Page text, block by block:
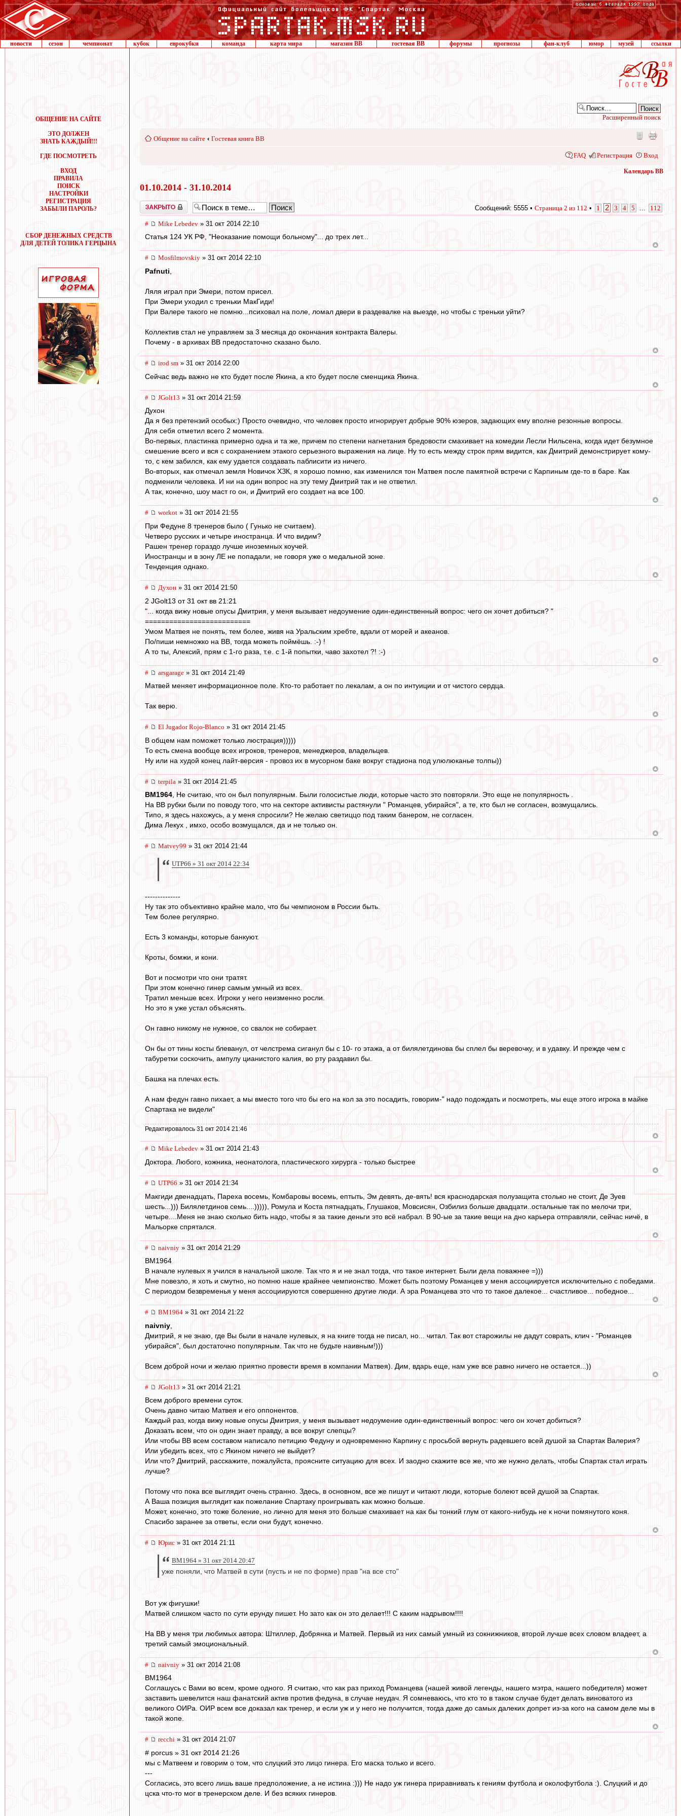
новости сезон чемпионат кубок еврокубки команда карта мира магазин ВВ гостевая ВВ форумы прогнозы фан-клуб юмор музей ссылки
ОБЩЕНИЕ НА САЙТЕ
ЭТО ДОЛЖЕН
ЗНАТЬ КАЖДЫЙ!!!
ГДЕ ПОСМОТРЕТЬ
ВХОД
ПРАВИЛА
ПОИСК
НАСТРОЙКИ
РЕГИСТРАЦИЯ
ЗАБЫЛИ ПАРОЛЬ?
СБОР ДЕНЕЖНЫХ СРЕДСТВ
ДЛЯ ДЕТЕЙ ТОЛИКА ГЕРЦЫНА
Расширенный поиск
Общение на сайте ‹ Гостевая книга ВВ
FAQ Регистрация Вход
Календарь ВВ
01.10.2014 - 31.10.2014
Закрыто Сообщений: 5555 • Страница 2 из 112 • 1 2 3 4 5 112
# Mike Lebedev » 31 окт 2014 22:10
Статья 124 УК РФ, "Неоказание помощи больному"... до трех лет...
# Mosfilmovskiy » 31 окт 2014 22:10
Pafnuti
Ляля играл при Эмери, потом присел.
При Эмери уходил с треньки МакГиди!
При Валере такого не помню...психовал на поле, ломал двери в раздевалке на выезде, но чтобы с треньки уйти?
Коллектив стал не управляем за 3 месяца до окончания контракта Валеры.
Почему - в архивах ВВ предостаточно сказано было.
# irod sm » 31 окт 2014 22:00
Сейчас ведь важно не кто будет после Якина, а кто будет после сменщика Якина.
# JGolt13 » 31 окт 2014 21:59
Духон
Да я без претензий особых:) Просто очевидно, что человек просто игнорирует добрые 90% юзеров, задающих ему вполне резонные вопросы.
Для себя отметил всего 2 момента.
Во-первых, пластинка примерно одна и та же, причем по степени нагнетания бредовости смахивает на комедии Лесли Нильсена, когда идет безумное
смешение всего и вся с сохранением этакого серьезного выражения на лице. Ну то есть между строк прям видится, как Дмитрий демонстрирует кому-
то, с кем забился, как ему удается создавать паблисити из ничего.
Во-вторых, как отмечал земля Новичок ХЗК, я хорошо помню, как изменился тон Матвея после памятной встречи с Карпиным где-то в баре. Как
подменили человека. И ни на один вопрос на эту тему Дмитрий так и не ответил.
А так, конечно, шоу маст го он, и Дмитрий его создает на все 100.
# workоt » 31 окт 2014 21:55
При Федуне 8 тренеров было ( Гунько не считаем).
Четверо русских и четыре иностранца. И что видим?
Рашен тренер гораздо лучше иноземных коучей.
Иностранцы и в зону ЛЕ не попадали, не говоря уже о медальной зоне.
Тенденция однако.
# Духон » 31 окт 2014 21:50
2 JGolt13 от 31 окт вв 21:21
"... когда вижу новые опусы Дмитрия, у меня вызывает недоумение один-единственный вопрос: чего он хочет добиться? "
==========================
Умом Матвея не понять, тем более, живя на Уральским хребте, вдали от морей и акеанов.
По/пиши немножко на ВВ, тогда можеть поймёшь. :-) !
А то ты, Алексий, прям с 1-го раза, т.е. с 1-й попытки, чаво захотел ?! :-)
# arsgarage » 31 окт 2014 21:49
Матвей меняет информационное поле. Кто-то работает по лекалам, а он по интуиции и от чистого сердца.
Так верю.
# El Jugador Rojo-Blanco » 31 окт 2014 21:45
В общем нам поможет только люстрация)))))
То есть смена вообще всех игроков, тренеров, менеджеров, владельцев.
Ну или на худой конец лайт-версия - провоз их в мусорном баке вокруг стадиона под улюлюканье толпы))
# terpila » 31 окт 2014 21:45
BM1964, Не считаю, что он был популярным. Были голосистые люди, которые часто это повторяли. Это еще не популярность .
На ВВ рубки были по поводу того, что на секторе активисты растянули " Романцев, убирайся", а те, кто был не согласен, возмущались.
Типо, я здесь нахожусь, а у меня спросили? Не желаю светиццо под таким банером, не согласен.
Дима Лекух , имхо, особо возмущался, да и не только он.
# Matvey99 » 31 окт 2014 21:44
UTP66 » 31 окт 2014 22:34
--------------
Ну так это объективно крайне мало, что бы чемпионом в России быть.
Тем более регулярно.
Есть 3 команды, которые банкуют.
Кроты, бомжи, и кони.
Вот и посмотри что они тратят.
При этом конечно гинер самым умный из всех.
Тратил меньше всех. Игроки у него неизменно росли.
Но это я уже устал объяснять.
Он гавно никому не нужное, со свалок не собирает.
Он бы от тины косты блеванул, от челстрема сиганул бы с 10- го этажа, а от билялетдинова бы сплел бы веревочку, и в удавку. И прежде чем с
табуретки соскочить, ампулу цианистого калия, во рту раздавил бы.
Башка на плечах есть.
А нам федун гавно пихает, а мы вместо того что бы его на кол за это посадить, говорим-" надо подождать и посмотреть, мы еще этого игрока в майке
Спартака не видели"
Редактировалось 31 окт 2014 21:46
# Mike Lebedev » 31 окт 2014 21:43
Доктора. Любого, кожника, неонатолога, пластического хирурга - только быстрее
# UTP66 » 31 окт 2014 21:34
Макгиди двенадцать, Пареха восемь, Комбаровы восемь, ептыть, Эм девять, де-вять! вся краснодарская полузащита столько не стоит, Де Зуев
шесть...))) Билялетдинов семь....))))), Ромула и Коста пятнадцать, Глушаков, Мовсисян, Озбилиз больше двадцати..остальные так по мелочи три,
четыре....Меня не знаю сколько бить надо, чтобы я за такие деньги это всё набрал. В 90-ые за такие вещи на дно карьера отправляли, сейчас ничё, в
Мальорке спрятался.
# naivniy » 31 окт 2014 21:29
BM1964
В начале нулевых я учился в начальной школе. Так что я и не знал тогда, что такое интернет. Были дела поважнее =)))
Мне повезло, я хоть и смутно, но помню наше крайнее чемпионство. Может быть поэтому Романцев у меня ассоциируется исключительно с победами.
С периодом безвременья у меня ассоциируются совершенно другие люди. А эра Романцева это что то такое далекое... счастливое... победное...
# BM1964 » 31 окт 2014 21:22
naivniy
Дмитрий, я не знаю, где Вы были в начале нулевых, я на книге тогда не писал, но... читал. Так вот старожилы не дадут соврать, клич - "Романцев
убирайся", был достаточно популярным. Так что не будьте наивным!)))
Всем доброй ночи и желаю приятно провести время в компании Матвея). Дим, вдарь еще, нам уже все равно ничего не остается...))
# JGolt13 » 31 окт 2014 21:21
Всем доброго времени суток.
Очень давно читаю Матвея и его оппонентов.
Каждый раз, когда вижу новые опусы Дмитрия, у меня вызывает недоумение один-единственный вопрос: чего он хочет добиться?
Доказать всем, что он один знает правду, а все вокруг слепцы?
Или чтобы ВВ всем составом написало петицию Федуну и одновременно Карпину с просьбой вернуть радевшего всей душой за Спартак Валерия?
Или убедить всех, что с Якином ничего не выйдет?
Или что? Дмитрий, расскажите, пожалуйста, проясните ситуацию для всех. И заодно скажите все же, что же нужно делать, чтобы Спартак стал играть
лучше?
Потому что пока все выглядит очень странно. Здесь, в основном, все же пишут и читают люди, которые болеют всей душой за Спартак.
А Ваша позиция выглядит как пожелание Спартаку проигрывать как можно больше.
Может, конечно, это тоже боление, но лично для меня это больше смахивает на как бы тонкий глум от какого-нибудь не к ночи помянутого коня.
Спасибо заранее за ответы, если они будут, конечно.
# Юрис » 31 окт 2014 21:11
BM1964 » 31 окт 2014 20:47
уже поняли, что Матвей в сути (пусть и не по форме) прав "на все сто"
Вот уж фигушки!
Матвей слишком часто по сути ерунду пишет. Но зато как он это делает!!! С каким надрывом!!!!
На ВВ у меня три любимых автора: Штиллер, Добрянка и Матвей. Первый из них самый умный из сокнижников, второй лучше всех словом владеет, а
третий самый эмоциональный.
# naivniy » 31 окт 2014 21:08
BM1964
Соглашусь с Вами во всем, кроме одного. Я считаю, что как раз приход Романцева (нашей живой легенды, нашего мэтра, нашего победителя) может
заставить шевелится наш фанатский актив против федуна, в случае неудач. Я сомневаюсь, что кто то в таком случае будет делать виноватого из
великого ОИРа. ОИР всем все доказал как тренер, и если уж и у него не получится, тогда даже до самых далеких допрет из-за кого на самом деле мы в
такой жопе.
# recchi » 31 окт 2014 21:07
# porcus » 31 окт 2014 21:26
мы с Матвеем и говорим о том, что слуцкий это лицо гинера. Его маска только и всего.
---
Согласись, это всего лишь ваше предположение, а не истина :))) Не надо уж гинера приравнивать к гениям футбола и околофутбола :). Слуцкий и до
цска что-то мог в тренерском деле. И без всяких гинеров.